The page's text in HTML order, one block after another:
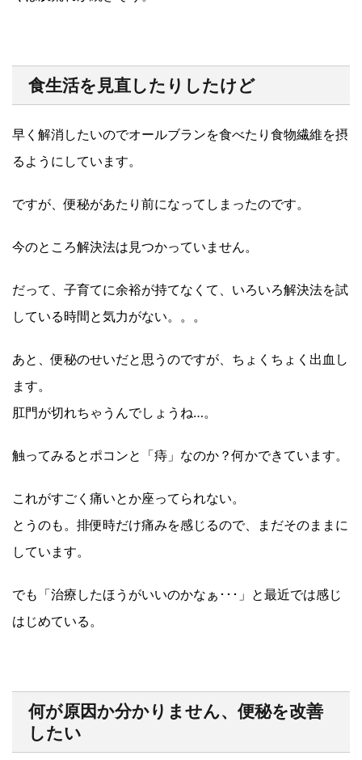
食生活を見直したりしたけど
早く解消したいのでオールブランを食べたり食物繊維を摂
るようにしています。
ですが、便秘があたり前になってしまったのです。
今のところ解決法は見つかっていません。
だって、子育てに余裕が持てなくて、いろいろ解決法を試
している時間と気力がない。。。
あと、便秘のせいだと思うのですが、ちょくちょく出血し
ます。
肛門が切れちゃうんでしょうね…。
触ってみるとポコンと「痔」なのか？何かできています。
これがすごく痛いとか座ってられない。
とうのも。排便時だけ痛みを感じるので、まだそのままに
しています。
でも「治療したほうがいいのかなぁ･･･」と最近では感じ
はじめている。
何が原因か分かりません、便秘を改善
したい